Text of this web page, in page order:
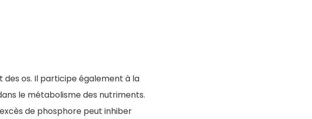
os. Il participe également à la
le métabolisme des nutriments.
de phosphore peut inhiber